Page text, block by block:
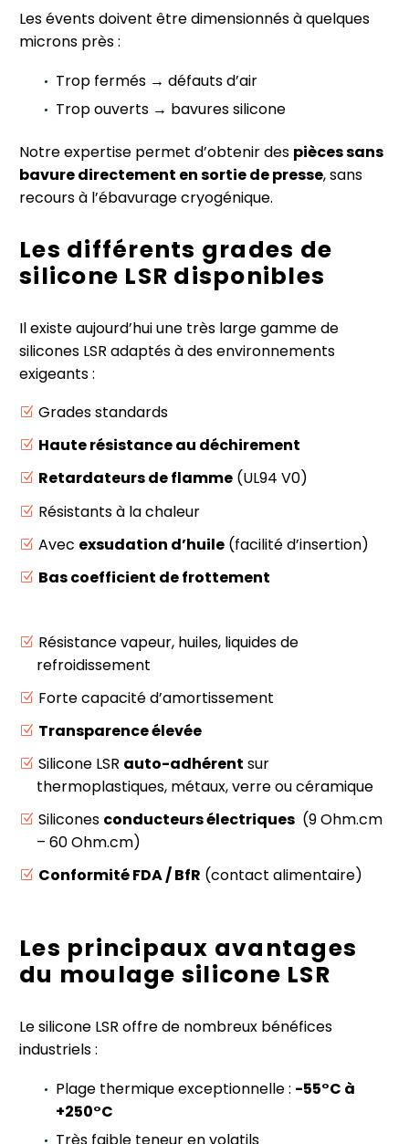
Les évents doivent être dimensionnés à quelques
microns près :
Trop fermés → défauts d’air
Trop ouverts → bavures silicone
Notre expertise permet d’obtenir des pièces sans
bavure directement en sortie de presse, sans
recours à l’ébavurage cryogénique.
Les différents grades de
silicone LSR disponibles
Il existe aujourd’hui une très large gamme de
silicones LSR adaptés à des environnements
exigeants :
Grades standards
Haute résistance au déchirement
Retardateurs de flamme (UL94 V0)
Résistants à la chaleur
Avec exsudation d’huile (facilité d’insertion)
Bas coefficient de frottement
Résistance vapeur, huiles, liquides de
refroidissement
Forte capacité d’amortissement
Transparence élevée
Silicone LSR auto-adhérent sur
thermoplastiques, métaux, verre ou céramique
Silicones conducteurs électriques (9 Ohm.cm
– 60 Ohm.cm)
Conformité FDA / BfR (contact alimentaire)
Les principaux avantages
du moulage silicone LSR
Le silicone LSR offre de nombreux bénéfices
industriels :
Plage thermique exceptionnelle : -55°C à
+250°C
Très faible teneur en volatils